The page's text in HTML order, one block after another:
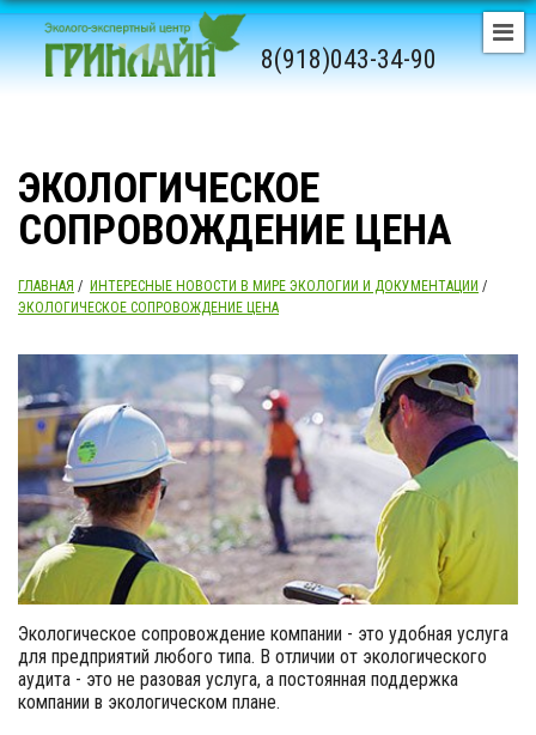
8(918)043-34-90
ЭКОЛОГИЧЕСКОЕ
СОПРОВОЖДЕНИЕ ЦЕНА
ГЛАВНАЯ / ИНТЕРЕСНЫЕ НОВОСТИ В МИРЕ ЭКОЛОГИИ И ДОКУМЕНТАЦИИ /
ЭКОЛОГИЧЕСКОЕ СОПРОВОЖДЕНИЕ ЦЕНА
Экологическое сопровождение компании - это удобная услуга
для предприятий любого типа. В отличии от экологического
аудита - это не разовая услуга, а постоянная поддержка
компании в экологическом плане.